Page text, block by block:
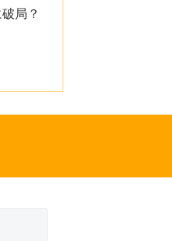
局？